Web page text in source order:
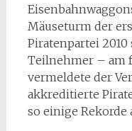
Mäuseturm der
Piratenpartei
Teilnehmer – am
vermeldete der
akkreditierte
so einige Rekorde